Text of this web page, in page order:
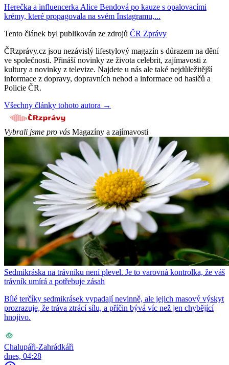
Herečka a influencerka Alice Bendová po kauze s opalovacími
krémy, které propagovala na svém Instagramu,...
Tento článek byl publikován ze zdrojů ČR Zprávy
ČRzprávy.cz jsou nezávislý lifestylový magazín s důrazem na dění
ve společnosti. Přináší novinky ze života celebrit, zajímavosti z
kultury a novinky z televize. Najdete u nás ale také nejdůležitější
informace z dopravy, dopravních nehod a informace od hasičů a
Policie ČR.
Všechny články tohoto autora →
Vybrali jsme pro vás Magazíny a zajímavosti
Sedmikráska na trávníku není plevel. Je to varovná kontrolka, že váš
trávník umírá a potřebuje zásah
Bílé terčíky sedmikrásek vypadají nevinně, ale jejich masový výskyt
prozrazuje, že tráva ztrácí sílu, a příčin bývá víc než jen chybějící
hnojivo.
Chalupáři-Zahrádkáři
dnes, 04:28